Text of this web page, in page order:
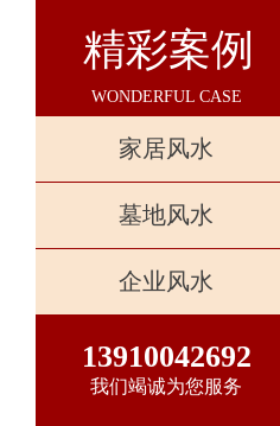
精彩案例
WONDERFUL CASE
家居风水
墓地风水
企业风水
13910042692
我们竭诚为您服务